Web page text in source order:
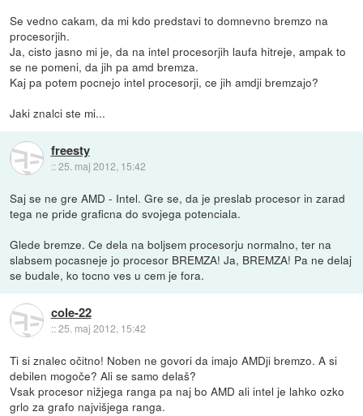
Se vedno cakam, da mi kdo predstavi to domnevno bremzo na
procesorjih.
Ja, cisto jasno mi je, da na intel procesorjih laufa hitreje, ampak to
se ne pomeni, da jih pa amd bremza.
Kaj pa potem pocnejo intel procesorji, ce jih amdji bremzajo?
Jaki znalci ste mi...
freesty
::25. maj 2012, 15:42
Saj se ne gre AMD - Intel. Gre se, da je preslab procesor in zarad
tega ne pride graficna do svojega potenciala.
Glede bremze. Ce dela na boljsem procesorju normalno, ter na
slabsem pocasneje jo procesor BREMZA! Ja, BREMZA! Pa ne delaj
se budale, ko tocno ves u cem je fora.
cole-22
::25. maj 2012, 15:42
Ti si znalec očitno! Noben ne govori da imajo AMDji bremzo. A si
debilen mogoče? Ali se samo delaš?
Vsak procesor nižjega ranga pa naj bo AMD ali intel je lahko ozko
grlo za grafo najvišjega ranga.